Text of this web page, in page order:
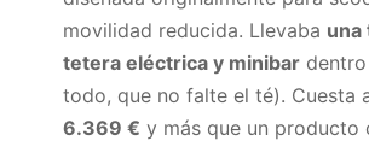
movilidad reducida. Llevaba una
tetera eléctrica y minibar
todo, que no falte el té). Cuesta
6.369 € y más que un producto